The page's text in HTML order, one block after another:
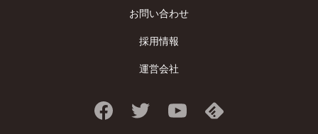
お問い合わせ
採用情報
運営会社